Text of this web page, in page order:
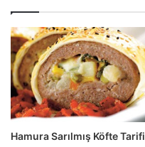
Hamura Sarılmış Köfte Tarifi